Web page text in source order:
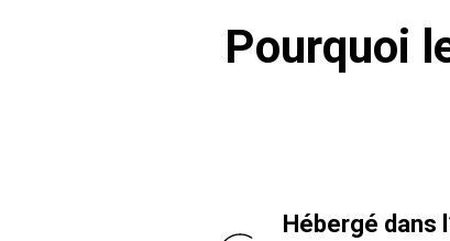
Pourquoi
Hébergé dans